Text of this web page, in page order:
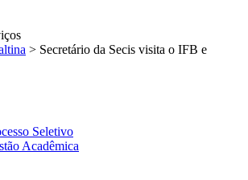
> Secretário da Secis visita o IFB e
Seletivo
Acadêmica